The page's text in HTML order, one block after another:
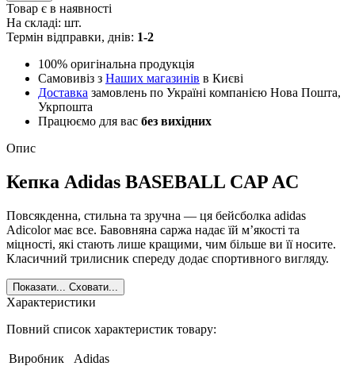
Товар є в наявності
На складі: шт.
Термін відправки, днів: 1-2
100% оригінальна продукція
Самовивіз з Наших магазинів в Києві
Доставка замовлень по Україні компанією Нова Пошта,
Укрпошта
Працюємо для вас без вихідних
Опис
Кепка Adidas BASEBALL CAP AC
Повсякденна, стильна та зручна — ця бейсболка adidas
Adicolor має все. Бавовняна саржа надає їй м’якості та
міцності, які стають лише кращими, чим більше ви її носите.
Класичний трилисник спереду додає спортивного вигляду.
Показати... Сховати...
Характеристики
Повний список характеристик товару:
Виробник
Adidas